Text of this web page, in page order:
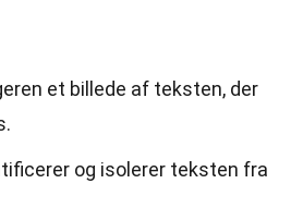
et billede af teksten, der
og isolerer teksten fra